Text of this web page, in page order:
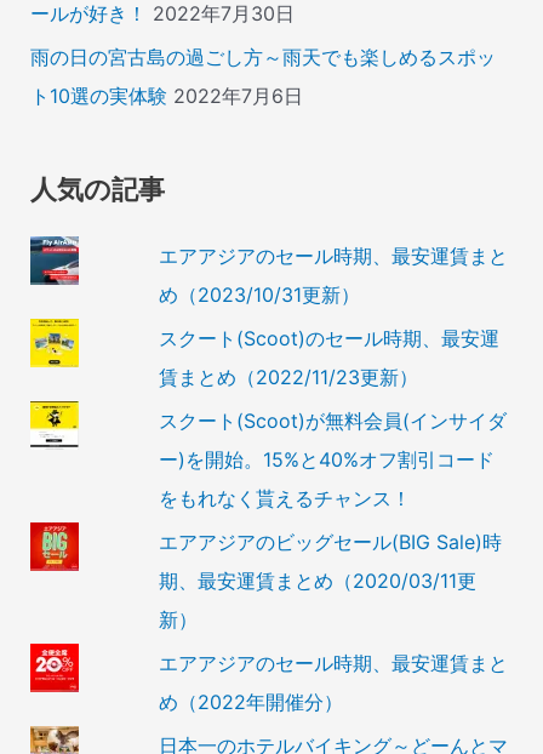
ールが好き！
2022年7月30日
雨の日の宮古島の過ごし方～雨天でも楽しめるスポッ
ト10選の実体験 2022年7月6日
人気の記事
エアアジアのセール時期、最安運賃まと
め（2023/10/31更新）
スクート(Scoot)のセール時期、最安運
賃まとめ（2022/11/23更新）
スクート(Scoot)が無料会員(インサイダ
ー)を開始。15%と40%オフ割引コード
をもれなく貰えるチャンス！
エアアジアのビッグセール(BIG Sale)時
期、最安運賃まとめ（2020/03/11更
新）
エアアジアのセール時期、最安運賃まと
め（2022年開催分）
日本一のホテルバイキング～どーんとマ